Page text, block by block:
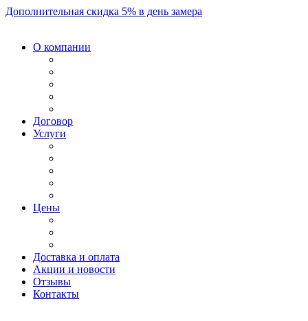
Дополнительная скидка 5% в день замера
О компании
Договор
Услуги
Цены
Доставка и оплата
Акции и новости
Отзывы
Контакты